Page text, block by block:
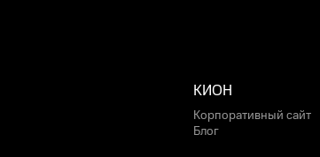
КИОН
Корпоративный сайт
Блог